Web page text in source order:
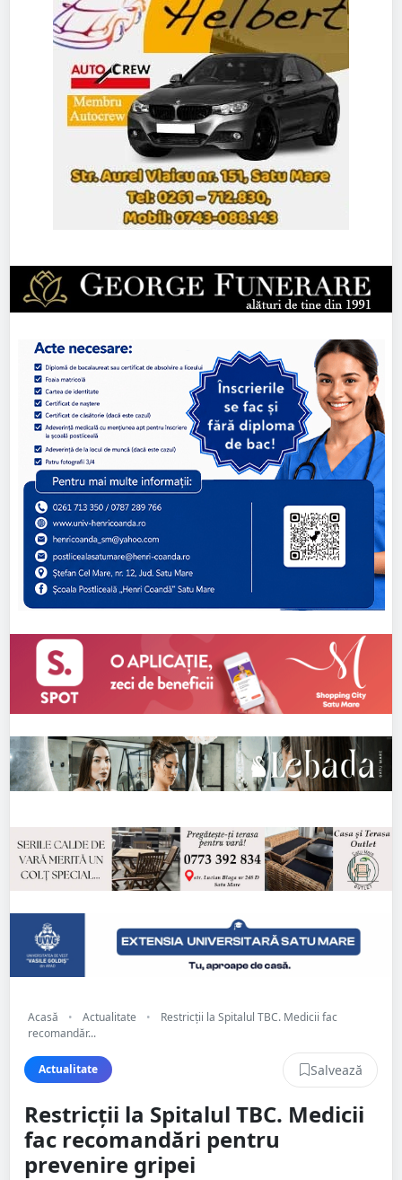
Acasă • Actualitate •
Restricții la Spitalul TBC. Medicii fac
recomandăr...
Actualitate Salvează
Restricții la Spitalul TBC. Medicii
fac recomandări pentru
prevenire gripei